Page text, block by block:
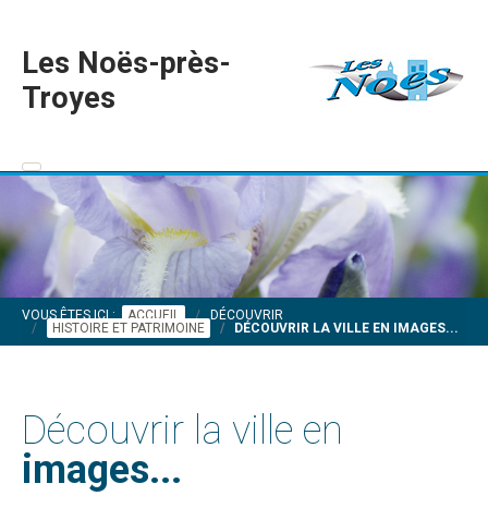
Les Noës-près-
Troyes
VOUS ÊTES ICI : ACCUEIL
DÉCOUVRIR
HISTOIRE ET PATRIMOINE
DÉCOUVRIR LA VILLE EN IMAGES...
Découvrir la ville en
images...